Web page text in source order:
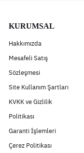
KURUMSAL
Hakkımızda
Mesafeli Satış
Sözleşmesi
Site Kullanım Şartları
KVKK ve Gizlilik
Politikası
Garanti İşlemleri
Çerez Politikası